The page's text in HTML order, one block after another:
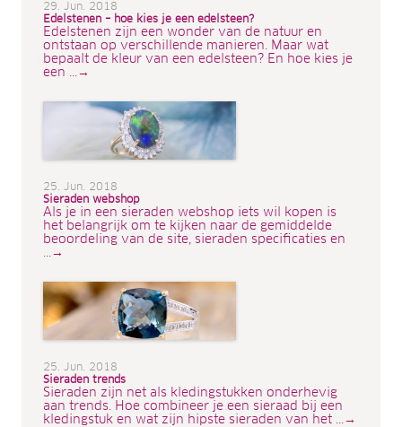
29. Jun. 2018
Edelstenen – hoe kies je een edelsteen?
Edelstenen zijn een wonder van de natuur en
ontstaan op verschillende manieren. Maar wat
bepaalt de kleur van een edelsteen? En hoe kies je
een ...→
25. Jun. 2018
Sieraden webshop
Als je in een sieraden webshop iets wil kopen is
het belangrijk om te kijken naar de gemiddelde
beoordeling van de site, sieraden specificaties en
...→
25. Jun. 2018
Sieraden trends
Sieraden zijn net als kledingstukken onderhevig
aan trends. Hoe combineer je een sieraad bij een
kledingstuk en wat zijn hipste sieraden van het ...→